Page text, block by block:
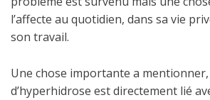
l’affecte au quotidien, dans sa vie
son travail.
Une chose importante a
d’hyperhidrose est directement lié